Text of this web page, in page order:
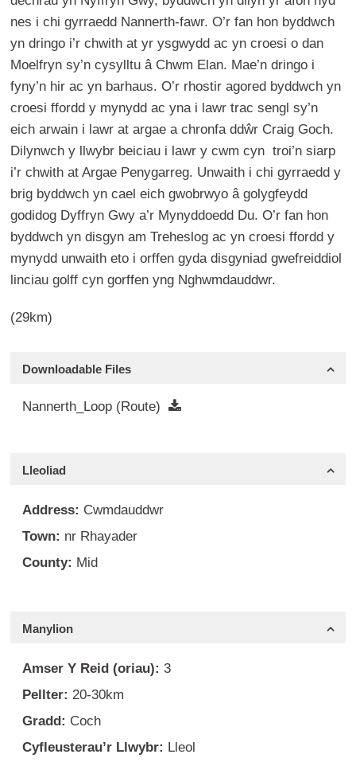
nes i chi gyrraedd Nannerth-fawr. O’r fan hon byddwch
yn dringo i’r chwith at yr ysgwydd ac yn croesi o dan
Moelfryn sy’n cysylltu â Chwm Elan. Mae’n dringo i
fyny’n hir ac yn barhaus. O’r rhostir agored byddwch yn
croesi ffordd y mynydd ac yna i lawr trac sengl sy’n
eich arwain i lawr at argae a chronfa ddŵr Craig Goch.
Dilynwch y llwybr beiciau i lawr y cwm cyn troi’n siarp
i’r chwith at Argae Penygarreg. Unwaith i chi gyrraedd y
brig byddwch yn cael eich gwobrwyo â golygfeydd
godidog Dyffryn Gwy a’r Mynyddoedd Du. O’r fan hon
byddwch yn disgyn am Treheslog ac yn croesi ffordd y
mynydd unwaith eto i orffen gyda disgyniad gwefreiddiol
linciau golff cyn gorffen yng Nghwmdauddwr.
(29km)
Downloadable Files
Nannerth_Loop (Route)
Lleoliad
Address: Cwmdauddwr
Town: nr Rhayader
County: Mid
Manylion
Amser Y Reid (oriau): 3
Pellter: 20-30km
Gradd: Coch
Cyfleusterau’r Llwybr: Lleol